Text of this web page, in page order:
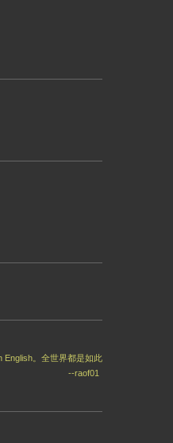
。全世界都是如此
--raof01